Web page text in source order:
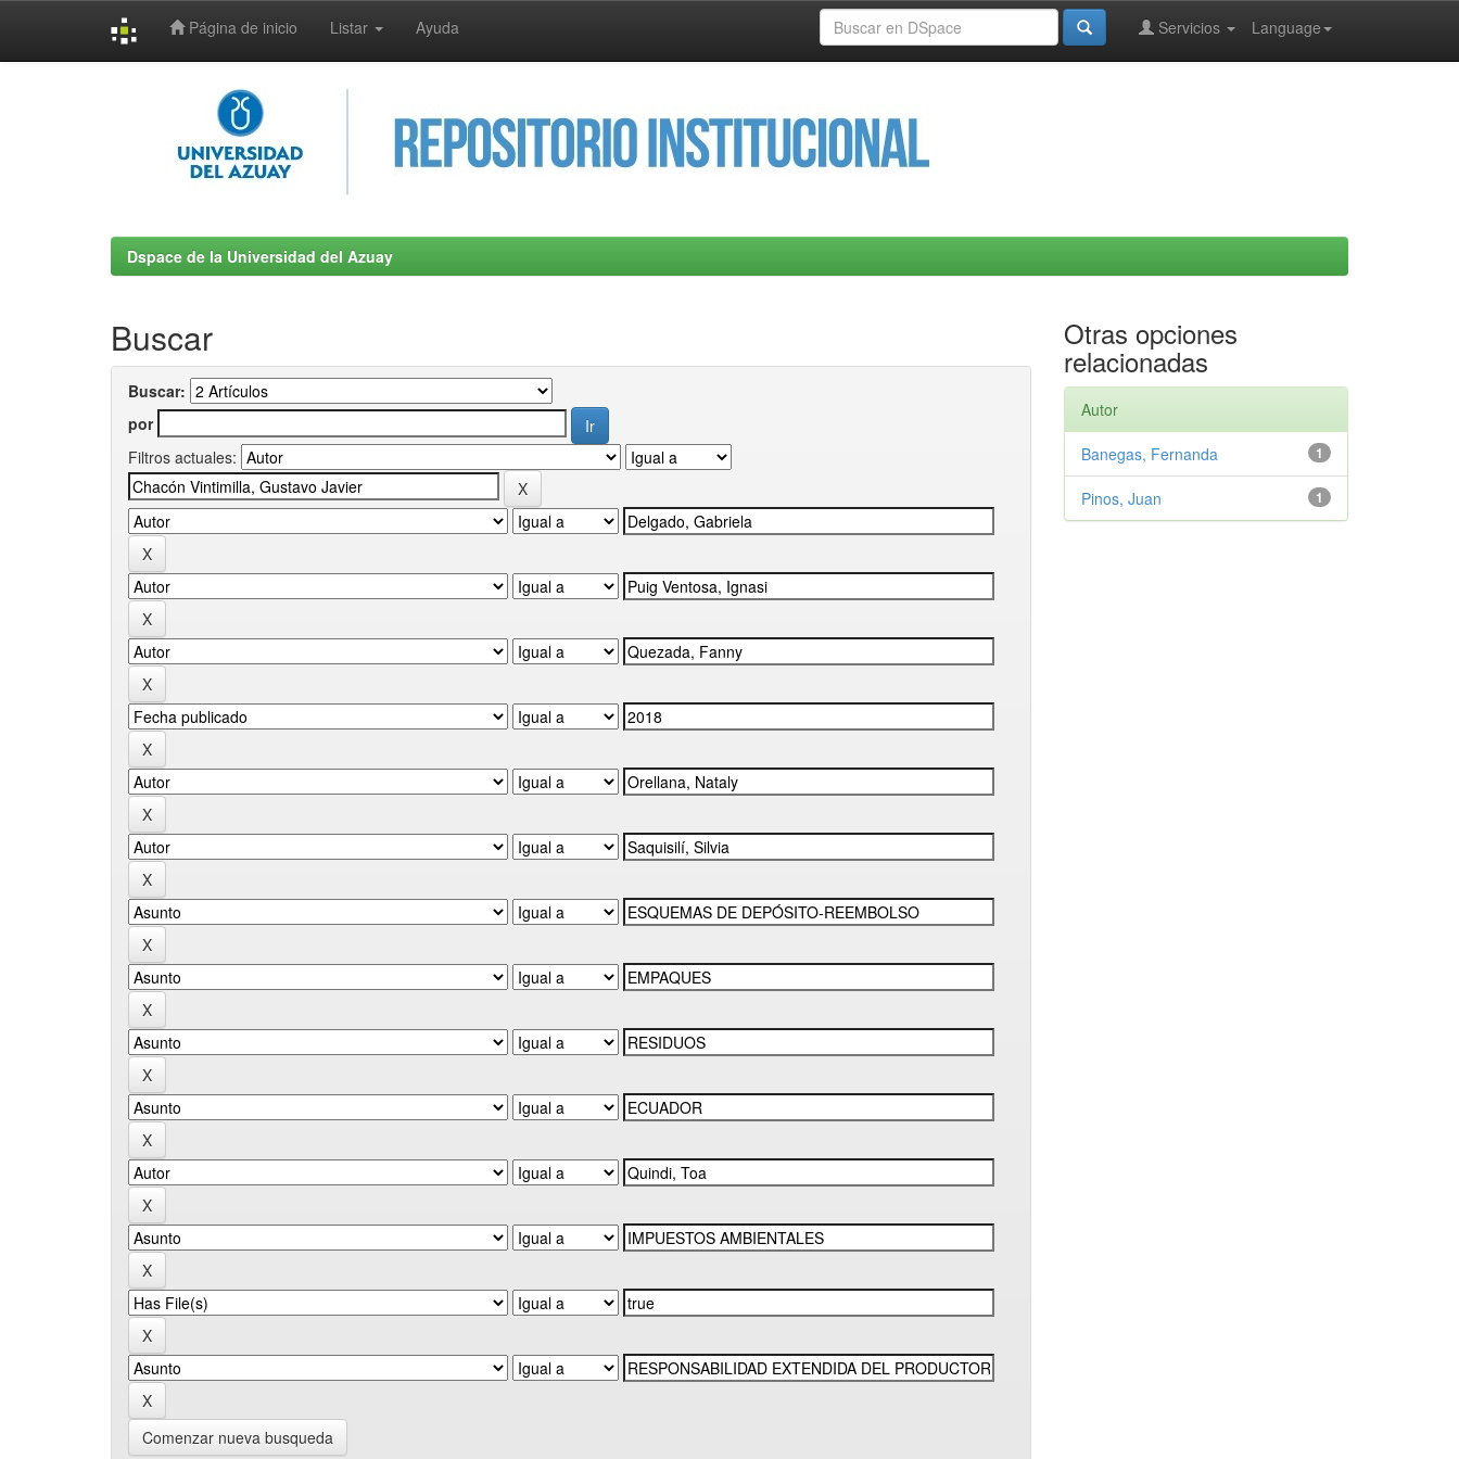
Página de inicio Listar Ayuda Language
Servicios
Dspace de la Universidad del Azuay
Buscar
Buscar:
por
Filtros actuales:
Comenzar nueva busqueda
Otras opciones
relacionadas
Autor
1
Banegas, Fernanda
1
Pinos, Juan